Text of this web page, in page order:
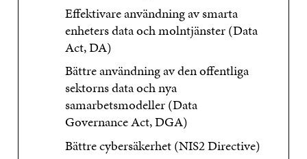
Effektivare användning av smarta
enheters data och molntjänster (Data
Act, DA)
Bättre användning av den offentliga
sektorns data och nya
samarbetsmodeller (Data
Governance Act, DGA)
Bättre cybersäkerhet (NIS2 Directive)